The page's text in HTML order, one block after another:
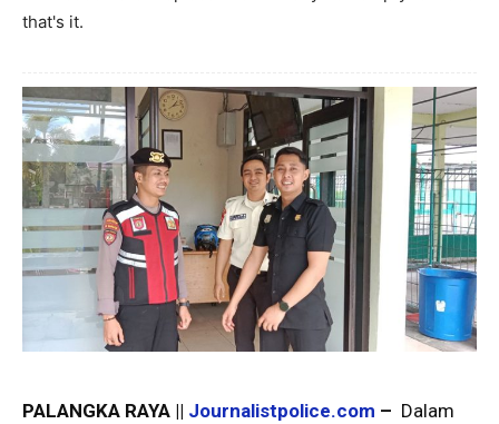
that's it.
PALANGKA RAYA || Journalistpolice.com – Dalam